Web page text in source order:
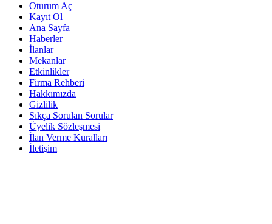
Oturum Aç
Kayıt Ol
Ana Sayfa
Haberler
İlanlar
Mekanlar
Etkinlikler
Firma Rehberi
Hakkımızda
Gizlilik
Sıkça Sorulan Sorular
Üyelik Sözleşmesi
İlan Verme Kuralları
İletişim